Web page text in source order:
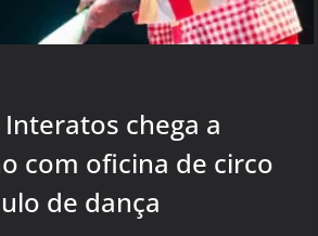
chega a
com oficina de circo
de dança